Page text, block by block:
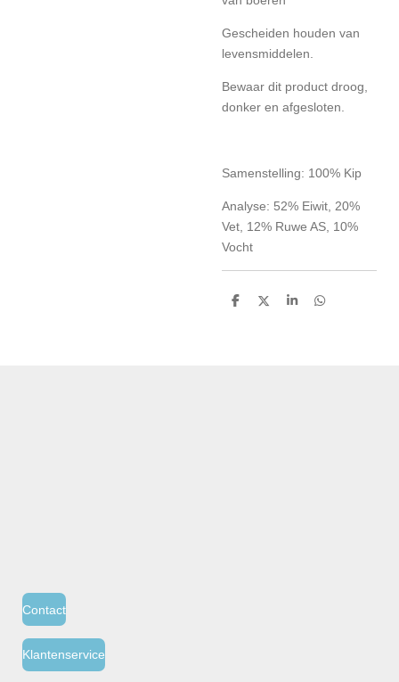
Gescheiden houden van
levensmiddelen.
Bewaar dit product droog,
donker en afgesloten.
Samenstelling: 100% Kip
Analyse: 52% Eiwit, 20%
Vet, 12% Ruwe AS, 10%
Vocht
D
D
S
D
Contact
Klantenservice